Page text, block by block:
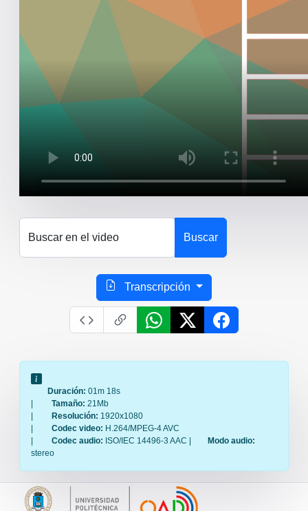
Buscar en el video Buscar
Transcripción
Duración: 01m 18s
|
Tamaño: 21Mb
|
Resolución: 1920x1080
|
Codec video: H.264/MPEG-4 AVC
|
Codec audio: ISO/IEC 14496-3 AAC |
Modo audio:
stereo